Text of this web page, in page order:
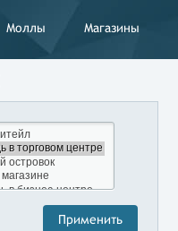
Моллы Магазины